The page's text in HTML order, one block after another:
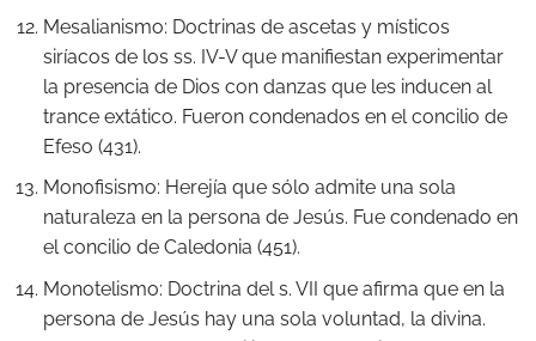
Mesalianismo: Doctrinas de ascetas y místicos
siríacos de los ss. IV-V que manifiestan experimentar
la presencia de Dios con danzas que les inducen al
trance extático. Fueron condenados en el concilio de
Efeso (431).
Monofisismo: Herejía que sólo admite una sola
naturaleza en la persona de Jesús. Fue condenado en
el concilio de Caledonia (451).
Monotelismo: Doctrina del s. VII que afirma que en la
persona de Jesús hay una sola voluntad, la divina.